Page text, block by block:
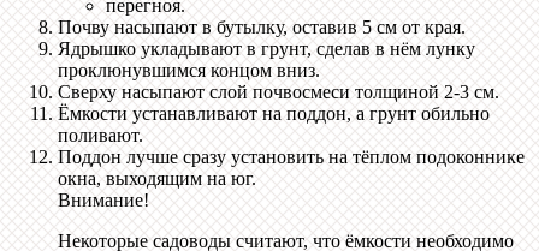
перегноя.
Почву насыпают в бутылку, оставив 5 см от края.
Ядрышко укладывают в грунт, сделав в нём лунку
проклюнувшимся концом вниз.
Сверху насыпают слой почвосмеси толщиной 2-3 см.
Ёмкости устанавливают на поддон, а грунт обильно
поливают.
Поддон лучше сразу установить на тёплом подоконнике
окна, выходящим на юг.
Внимание!
Некоторые садоводы считают, что ёмкости необходимо